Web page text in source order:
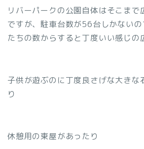
リバーパークの公園自体はそこまで
ですが、駐車台数が56台しかない
たちの数からすると丁度いい感じの
子供が遊ぶのに丁度良さげな大きな
り
休憩用の東屋があったり